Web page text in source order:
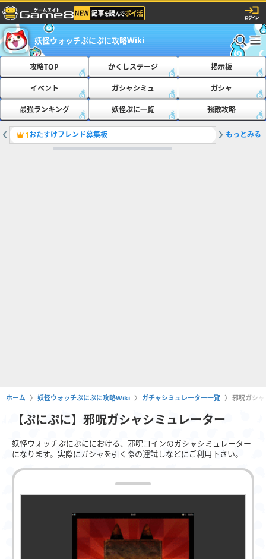
妖怪ウォッチぷにぷに攻略Wiki
攻略TOP かくしステージ 掲示板
イベント ガシャシミュ ガシャ
最強ランキング 妖怪ぷに一覧 強敵攻略
1おたすけフレンド募集板 2ともだ
もっとみる
ホーム 妖怪ウォッチぷにぷに攻略Wiki ガチャシミュレーター一覧 邪呪ガシ
【ぷにぷに】邪呪ガシャシミュレーター
妖怪ウォッチぷにぷににおける、邪呪コインのガシャシミュレーター
になります。実際にガシャを引く際の運試しなどにご利用下さい。